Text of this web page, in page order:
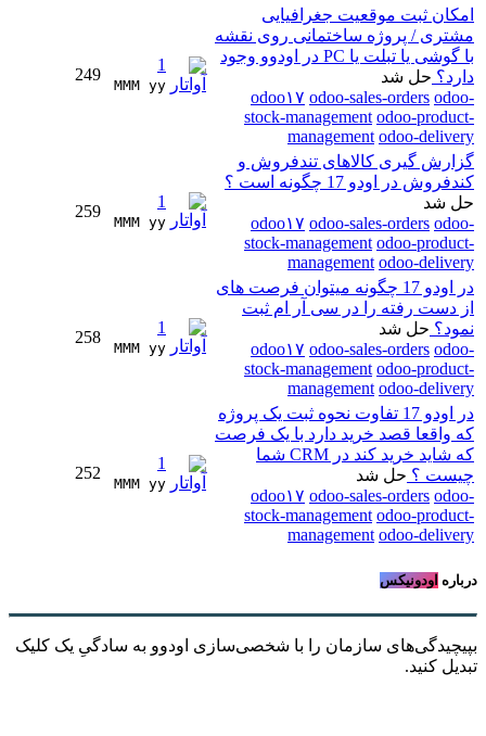
امکان ثبت موقعیت جغرافیایی
مشتری / پروژه ساختمانی روی نقشه
با گوشی یا تبلت یا PC در اودوو وجود
دارد؟ حل شد
odoo۱۷ odoo-sales-orders odoo-
stock-management odoo-product-
management odoo-delivery
1
MMM yy
249
گزارش گیری کالاهای تندفروش و
کندفروش در اودو 17 چگونه است ؟
حل شد
odoo۱۷ odoo-sales-orders odoo-
stock-management odoo-product-
management odoo-delivery
1
MMM yy
259
در اودو 17 چگونه میتوان فرصت های
از دست رفته را در سی آر ام ثبت
نمود؟ حل شد
odoo۱۷ odoo-sales-orders odoo-
stock-management odoo-product-
management odoo-delivery
1
MMM yy
258
در اودو 17 تفاوت نحوه ثبت یک پروژه
که واقعا قصد خرید دارد با یک فرصت
که شاید خرید کند در CRM شما
چیست ؟ حل شد
odoo۱۷ odoo-sales-orders odoo-
stock-management odoo-product-
management odoo-delivery
1
MMM yy
252
درباره اودونیکس
بپیچیدگی‌های سازمان را با شخصی‌سازی اودوو به سادگیِ یک کلیک
تبدیل کنید.